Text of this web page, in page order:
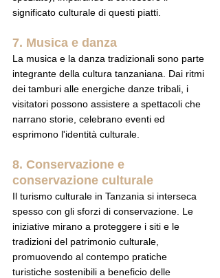
significato culturale di questi piatti.
7. Musica e danza
La musica e la danza tradizionali sono parte
integrante della cultura tanzaniana. Dai ritmi
dei tamburi alle energiche danze tribali, i
visitatori possono assistere a spettacoli che
narrano storie, celebrano eventi ed
esprimono l'identità culturale.
8. Conservazione e
conservazione culturale
Il turismo culturale in Tanzania si interseca
spesso con gli sforzi di conservazione. Le
iniziative mirano a proteggere i siti e le
tradizioni del patrimonio culturale,
promuovendo al contempo pratiche
turistiche sostenibili a beneficio delle